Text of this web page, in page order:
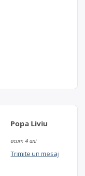
Popa Liviu
acum 4 ani
Trimite un mesaj